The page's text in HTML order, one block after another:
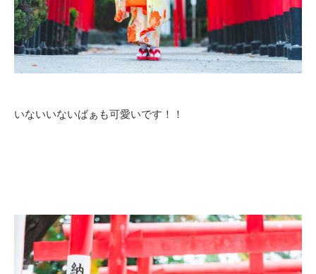
いないいないばぁも可愛いです！！